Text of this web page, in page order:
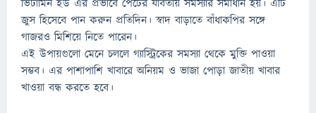
ভিটামিন ইউ এর প্রভাবে পেটের যাবতীয় সমস্যার সমাধান হয়। এটি
জুস হিসেবে পান করুন প্রতিদিন। স্বাদ বাড়াতে বাঁধাকপির সঙ্গে
গাজরও মিশিয়ে নিতে পারেন।
এই উপায়গুলো মেনে চললে গ্যাস্ট্রিকের সমস্যা থেকে মুক্তি পাওয়া
সম্ভব। এর পাশাপাশি খাবারে অনিয়ম ও ভাজা পোড়া জাতীয় খাবার
খাওয়া বন্ধ করতে হবে।